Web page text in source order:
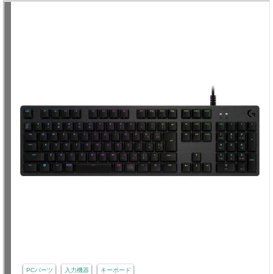
PCパーツ 入力機器 キーボード